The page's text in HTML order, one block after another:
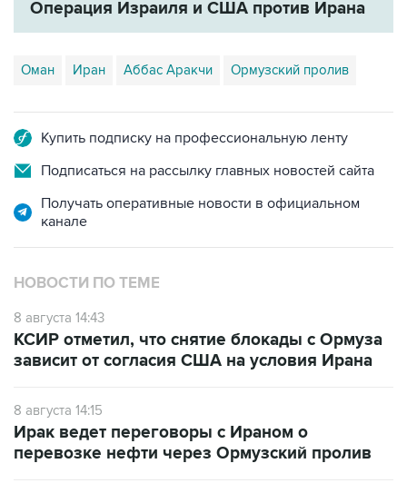
Операция Израиля и США против Ирана
Оман Иран Аббас Аракчи Ормузский пролив
Купить подписку на профессиональную ленту
Подписаться на рассылку главных новостей сайта
Получать оперативные новости в официальном
канале
НОВОСТИ ПО ТЕМЕ
8 августа 14:43
КСИР отметил, что снятие блокады с Ормуза
зависит от согласия США на условия Ирана
8 августа 14:15
Ирак ведет переговоры с Ираном о
перевозке нефти через Ормузский пролив